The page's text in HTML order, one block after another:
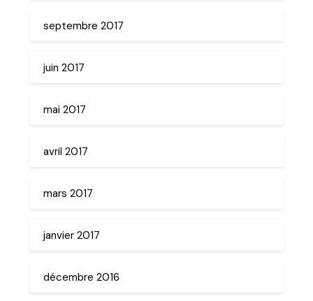
septembre 2017
juin 2017
mai 2017
avril 2017
mars 2017
janvier 2017
décembre 2016